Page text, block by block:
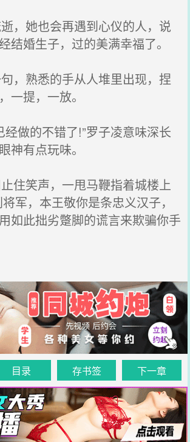
，她也会再遇到心仪的人，说
结婚生子，过的美满幸福了。
，熟悉的手从人堆里出现，捏
一提，一放。
做的不错了!”罗子凌意味深长
神有点玩味。
住笑声，一甩马鞭指着城楼上
军，本王敬你是条忠义汉子，
如此拙劣蹩脚的谎言来欺骗你手
目录 存书签 下一章